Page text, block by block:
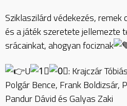
Sziklaszilárd védekezés, remek
és a játék szeretete jellemezte
srácainkat, ahogyan fociznak
U
: Krajczár
Polgár Bence, Frank Boldizsár,
Pandur Dávid és Galyas Zaki